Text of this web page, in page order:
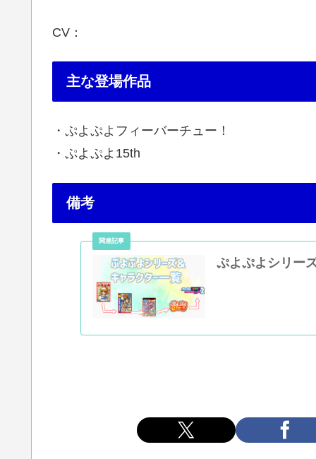
CV：
主な登場作品
・ぷよぷよフィーバーチュー！
・ぷよぷよ15th
備考
ぷよぷよシリー